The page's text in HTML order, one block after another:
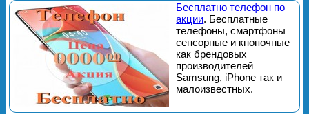
Бесплатно телефон по
акции. Бесплатные
телефоны, смартфоны
сенсорные и кнопочные
как брендовых
производителей
Samsung, iPhone так и
малоизвестных.